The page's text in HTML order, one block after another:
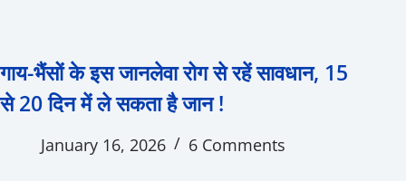
गाय-भैंसों के इस जानलेवा रोग से रहें सावधान, 15
से 20 दिन में ले सकता है जान !
January 16, 2026 6 Comments